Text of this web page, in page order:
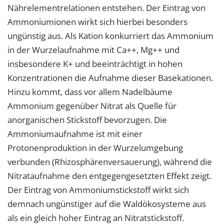
Nährelementrelationen entstehen. Der Eintrag von
Ammoniumionen wirkt sich hierbei besonders
ungünstig aus. Als Kation konkurriert das Ammonium
in der Wurzelaufnahme mit Ca++, Mg++ und
insbesondere K+ und beeinträchtigt in hohen
Konzentrationen die Aufnahme dieser Basekationen.
Hinzu kommt, dass vor allem Nadelbäume
Ammonium gegenüber Nitrat als Quelle für
anorganischen Stickstoff bevorzugen. Die
Ammoniumaufnahme ist mit einer
Protonenproduktion in der Wurzelumgebung
verbunden (Rhizosphärenversauerung), während die
Nitrataufnahme den entgegengesetzten Effekt zeigt.
Der Eintrag von Ammoniumstickstoff wirkt sich
demnach ungünstiger auf die Waldökosysteme aus
als ein gleich hoher Eintrag an Nitratstickstoff.